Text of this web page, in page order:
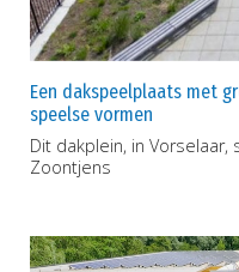
Een dakspeelplaats met
speelse vormen
Dit dakplein, in
Zoontjens